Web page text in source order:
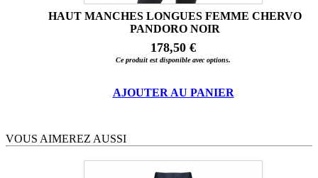
HAUT MANCHES LONGUES FEMME CHERVO
PANDORO NOIR
178,50 €
Ce produit est disponible avec options.
AJOUTER AU PANIER
VOUS AIMEREZ AUSSI